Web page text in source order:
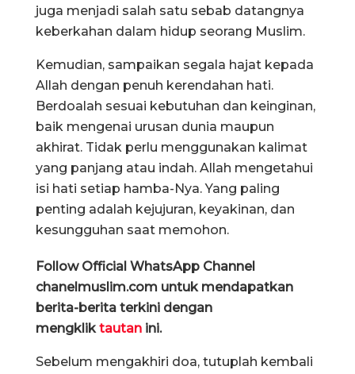
juga menjadi salah satu sebab datangnya
keberkahan dalam hidup seorang Muslim.
Kemudian, sampaikan segala hajat kepada
Allah dengan penuh kerendahan hati.
Berdoalah sesuai kebutuhan dan keinginan,
baik mengenai urusan dunia maupun
akhirat. Tidak perlu menggunakan kalimat
yang panjang atau indah. Allah mengetahui
isi hati setiap hamba-Nya. Yang paling
penting adalah kejujuran, keyakinan, dan
kesungguhan saat memohon.
Follow Official WhatsApp Channel
chanelmuslim.com untuk mendapatkan
berita-berita terkini dengan
mengkliktautan ini.
Sebelum mengakhiri doa, tutuplah kembali